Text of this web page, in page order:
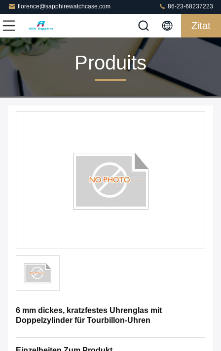
florence@sapphirewatchcase.com 86-23-68237223
Zitat
Produits
6 mm dickes, kratzfestes Uhrenglas mit
Doppelzylinder für Tourbillon-Uhren